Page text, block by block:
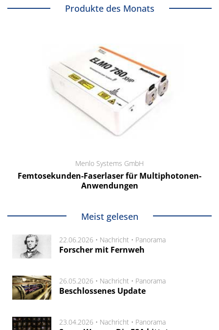
Produkte des Monats
Menlo Systems GmbH
Femtosekunden-Faserlaser für Multiphotonen-
Anwendungen
Meist gelesen
22.06.2026 • Nachricht • Panorama
Forscher mit Fernweh
26.05.2026 • Nachricht • Panorama
Beschlossenes Update
23.04.2026 • Nachricht • Panorama